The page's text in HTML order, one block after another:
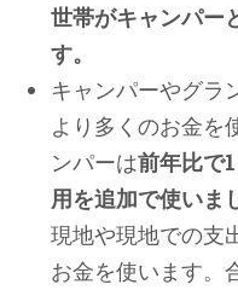
世帯がキャンパー
す。
キャンパーやグラ
より多くのお金を
ンパーは前年比で
用を追加で使いま
現地や現地での支
お金を使います。